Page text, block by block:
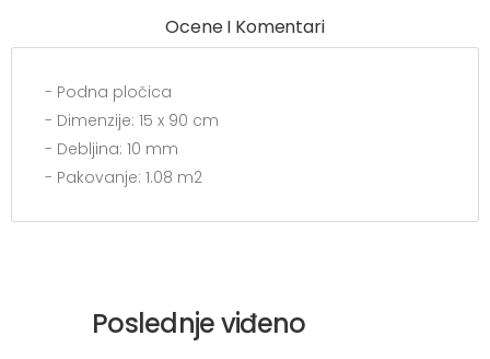
Ocene I Komentari
- Podna pločica
- Dimenzije: 15 x 90 cm
- Debljina: 10 mm
- Pakovanje: 1.08 m2
Poslednje viđeno